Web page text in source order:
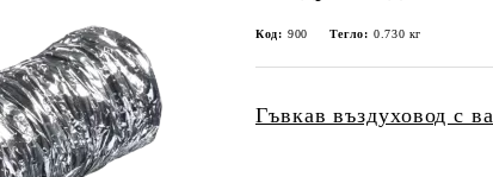
Код: 900 Тегло: 0.730 кг
Гъвкав въздуховод с